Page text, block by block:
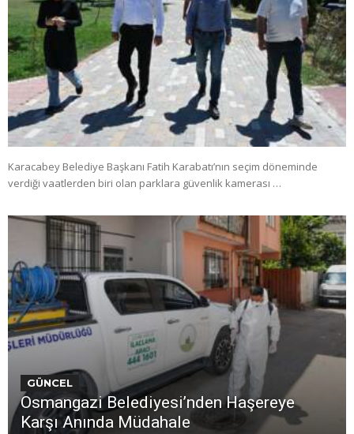
Karacabey Belediye Başkanı Fatih Karabatı’nın seçim döneminde
verdiği vaatlerden biri olan parklara güvenlik kamerası …
GÜNCEL
Osmangazi Belediyesi’nden Haşereye
Karşı Anında Müdahale